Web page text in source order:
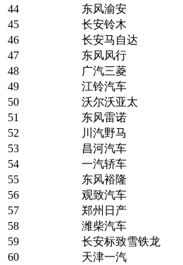
44
东风渝安
45
长安铃木
46
长安马自达
47
东风风行
48
广汽三菱
49
江铃汽车
50
沃尔沃亚太
51
东风雷诺
52
川汽野马
53
昌河汽车
54
一汽轿车
55
东风裕隆
56
观致汽车
57
郑州日产
58
潍柴汽车
59
长安标致雪铁龙
60
天津一汽